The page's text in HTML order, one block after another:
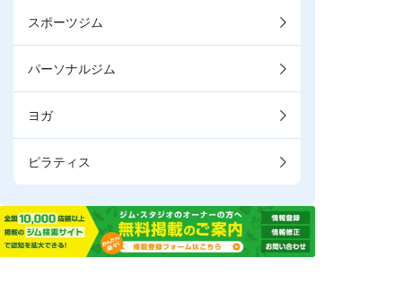
スポーツジム
パーソナルジム
ヨガ
ピラティス